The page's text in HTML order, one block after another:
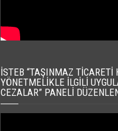
İSTEB “TAŞINMAZ TICARETI
YÖNETMELIKLE İLGILI
CEZALAR” PANELI